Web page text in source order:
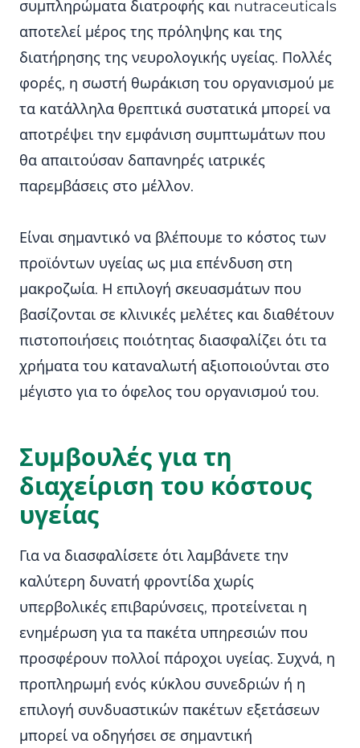
συμπληρώματα διατροφής και nutraceuticals
αποτελεί μέρος της πρόληψης και της
διατήρησης της νευρολογικής υγείας. Πολλές
φορές, η σωστή θωράκιση του οργανισμού με
τα κατάλληλα θρεπτικά συστατικά μπορεί να
αποτρέψει την εμφάνιση συμπτωμάτων που
θα απαιτούσαν δαπανηρές ιατρικές
παρεμβάσεις στο μέλλον.
Είναι σημαντικό να βλέπουμε το κόστος των
προϊόντων υγείας ως μια επένδυση στη
μακροζωία. Η επιλογή σκευασμάτων που
βασίζονται σε κλινικές μελέτες και διαθέτουν
πιστοποιήσεις ποιότητας διασφαλίζει ότι τα
χρήματα του καταναλωτή αξιοποιούνται στο
μέγιστο για το όφελος του οργανισμού του.
Συμβουλές για τη
διαχείριση του κόστους
υγείας
Για να διασφαλίσετε ότι λαμβάνετε την
καλύτερη δυνατή φροντίδα χωρίς
υπερβολικές επιβαρύνσεις, προτείνεται η
ενημέρωση για τα πακέτα υπηρεσιών που
προσφέρουν πολλοί πάροχοι υγείας. Συχνά, η
προπληρωμή ενός κύκλου συνεδριών ή η
επιλογή συνδυαστικών πακέτων εξετάσεων
μπορεί να οδηγήσει σε σημαντική